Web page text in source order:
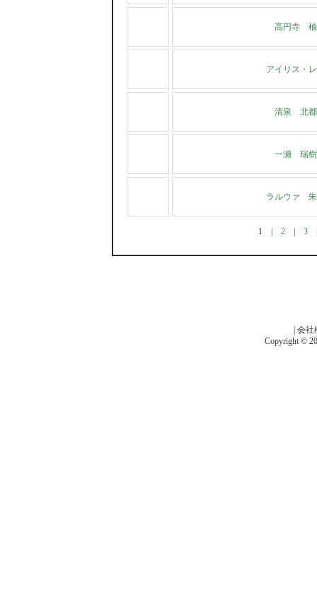
高円寺 柚
アイリス・
清泉 北都
一瀬 瑞樹
ラルウァ
1 2| 3
会社
Copyright ©